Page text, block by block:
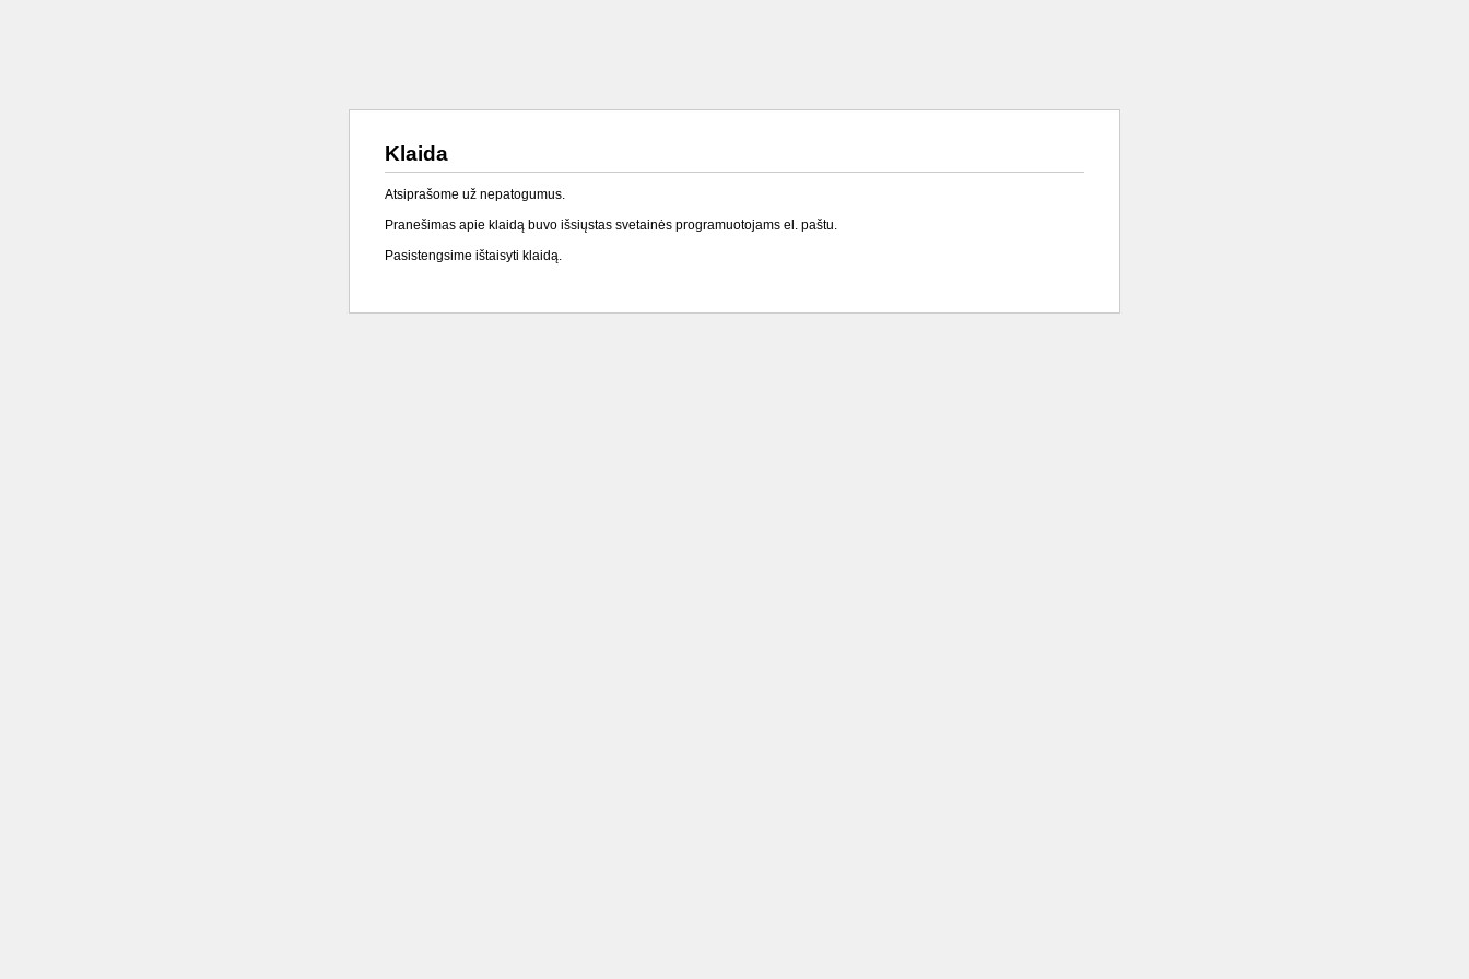
Klaida
Atsiprašome už nepatogumus.
Pranešimas apie klaidą buvo išsiųstas svetainės programuotojams el. paštu.
Pasistengsime ištaisyti klaidą.